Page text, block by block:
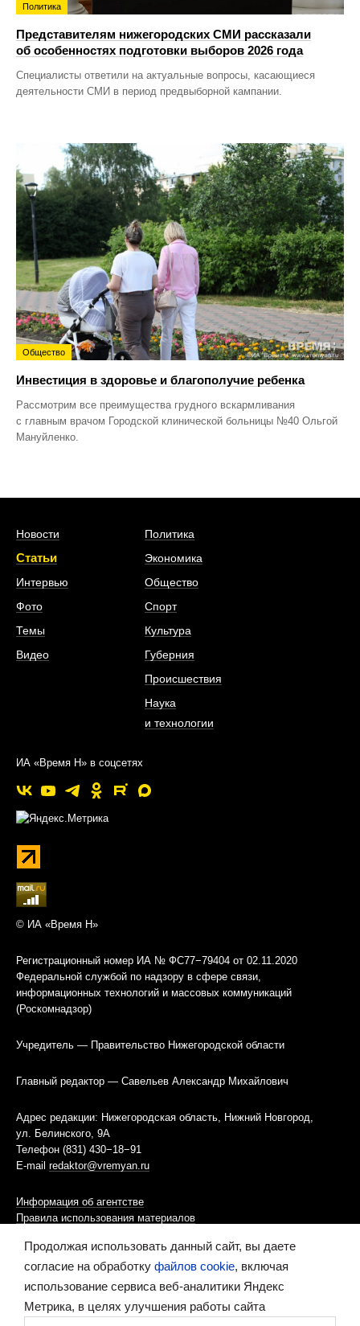
Политика
Представителям нижегородских СМИ рассказали
об особенностях подготовки выборов 2026 года
Специалисты ответили на актуальные вопросы, касающиеся
деятельности СМИ в период предвыборной кампании.
Общество
Инвестиция в здоровье и благополучие ребенка
Рассмотрим все преимущества грудного вскармливания
с главным врачом Городской клинической больницы №40 Ольгой
Мануйленко.
Новости
Статьи
Интервью
Фото
Темы
Видео
Политика
Экономика
Общество
Спорт
Культура
Губерния
Происшествия
Наука
и технологии
ИА «Время Н» в соцсетях
© ИА «Время Н»
Регистрационный номер ИА № ФС77−79404 от 02.11.2020
Федеральной службой по надзору в сфере связи,
информационных технологий и массовых коммуникаций
(Роскомнадзор)
Учредитель — Правительство Нижегородской области
Главный редактор — Савельев Александр Михайлович
Адрес редакции: Нижегородская область, Нижний Новгород,
ул. Белинского, 9А
Телефон (831) 430−18−91
E-mail redaktor@vremyan.ru
Информация об агентстве
Правила использования материалов
Информационная политика использования «cookies»-файлов
Ресурс содержит материалы 16+
Продолжая использовать данный сайт, вы даете
согласие на обработку файлов cookie, включая
использование сервиса веб-аналитики Яндекс
Метрика, в целях улучшения работы сайта